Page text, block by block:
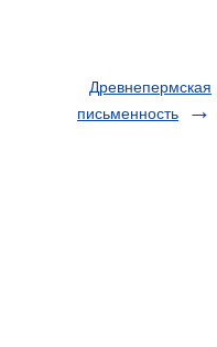
Древнепермская
письменность